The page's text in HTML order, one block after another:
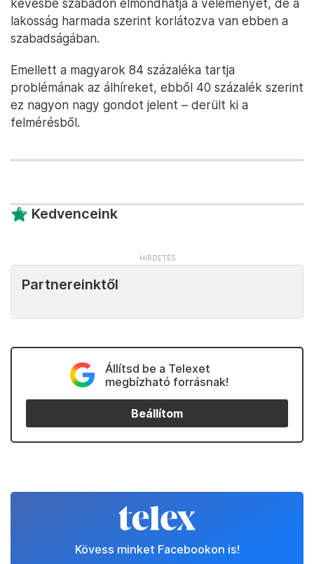
kevésbé szabadon elmondhatja a véleményét, de a
lakosság harmada szerint korlátozva van ebben a
szabadságában.
Emellett a magyarok 84 százaléka tartja
problémának az álhíreket, ebből 40 százalék szerint
ez nagyon nagy gondot jelent – derült ki a
felmérésből.
Kedvenceink
Partnereinktől
Állítsd be a Telexet
megbízható forrásnak!
Beállítom
Kövess minket Facebookon is!